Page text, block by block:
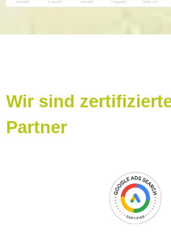
Wir sind
Partner